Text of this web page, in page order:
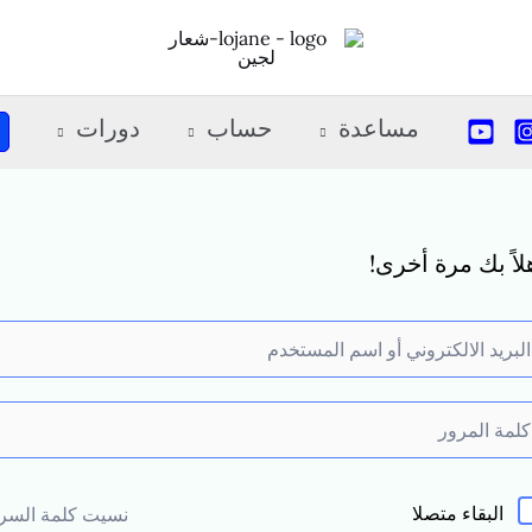
مساعدة حساب دورات
بك مرة أخرى!
البقاء متصلا نسيت كلمة